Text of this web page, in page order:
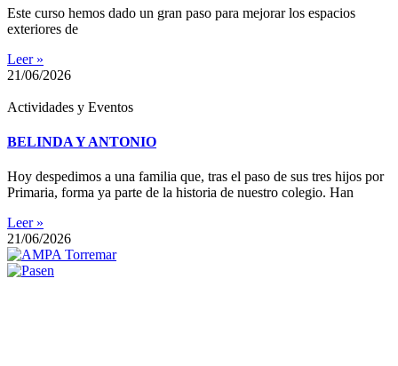
Este curso hemos dado un gran paso para mejorar los espacios
exteriores de
Leer »
21/06/2026
Actividades y Eventos
BELINDA Y ANTONIO
Hoy despedimos a una familia que, tras el paso de sus tres hijos por
Primaria, forma ya parte de la historia de nuestro colegio. Han
Leer »
21/06/2026